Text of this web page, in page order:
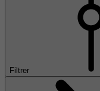
Filtrer